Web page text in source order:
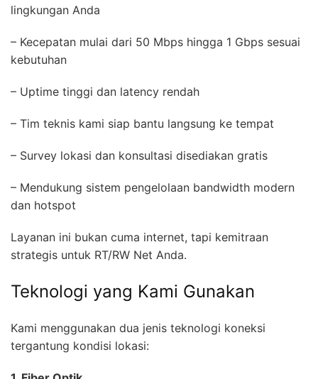
lingkungan Anda
– Kecepatan mulai dari 50 Mbps hingga 1 Gbps sesuai
kebutuhan
– Uptime tinggi dan latency rendah
– Tim teknis kami siap bantu langsung ke tempat
– Survey lokasi dan konsultasi disediakan gratis
– Mendukung sistem pengelolaan bandwidth modern
dan hotspot
Layanan ini bukan cuma internet, tapi kemitraan
strategis untuk RT/RW Net Anda.
Teknologi yang Kami Gunakan
Kami menggunakan dua jenis teknologi koneksi
tergantung kondisi lokasi: